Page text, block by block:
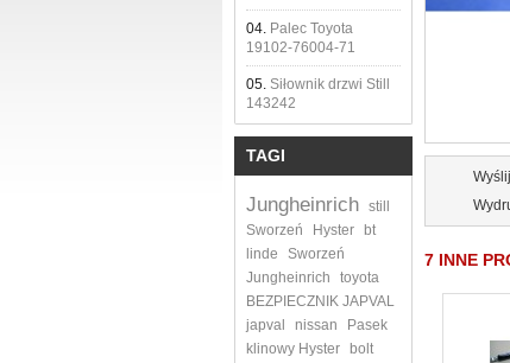
04. Palec Toyota
19102-76004-71
05. Siłownik drzwi Still
143242
TAGI
Jungheinrich still
Sworzeń
Hyster
bt
linde
Sworzeń
Jungheinrich
toyota
BEZPIECZNIK JAPVAL
japval
nissan
Pasek
klinowy Hyster
bolt
7 INNE